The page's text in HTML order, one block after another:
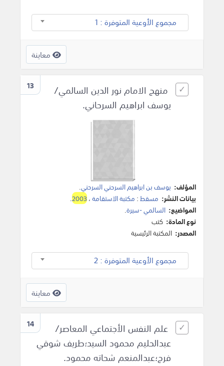
مجموع الأوعية المتوفرة : 1
معاينة
13
منهج الامام نور الدين السالمي/
يوسف ابراهيم السرحاني.
المؤلف: يوسف بن ابراهيم السرحني السرحني.
بيانات النشر: مسقط: مكتبة الاستقامة،2003
.
المواضيع: السالمي -سيرة.
نوع المادة: كتب
المصدر: المكتبة الرئيسية
مجموع الأوعية المتوفرة : 2
معاينة
14
علم النفس الأجتماعي المعاصر/
عبدالحليم محمود السيد؛طريف شوقي
فرج؛عبدالمنعم شحاته محمود.